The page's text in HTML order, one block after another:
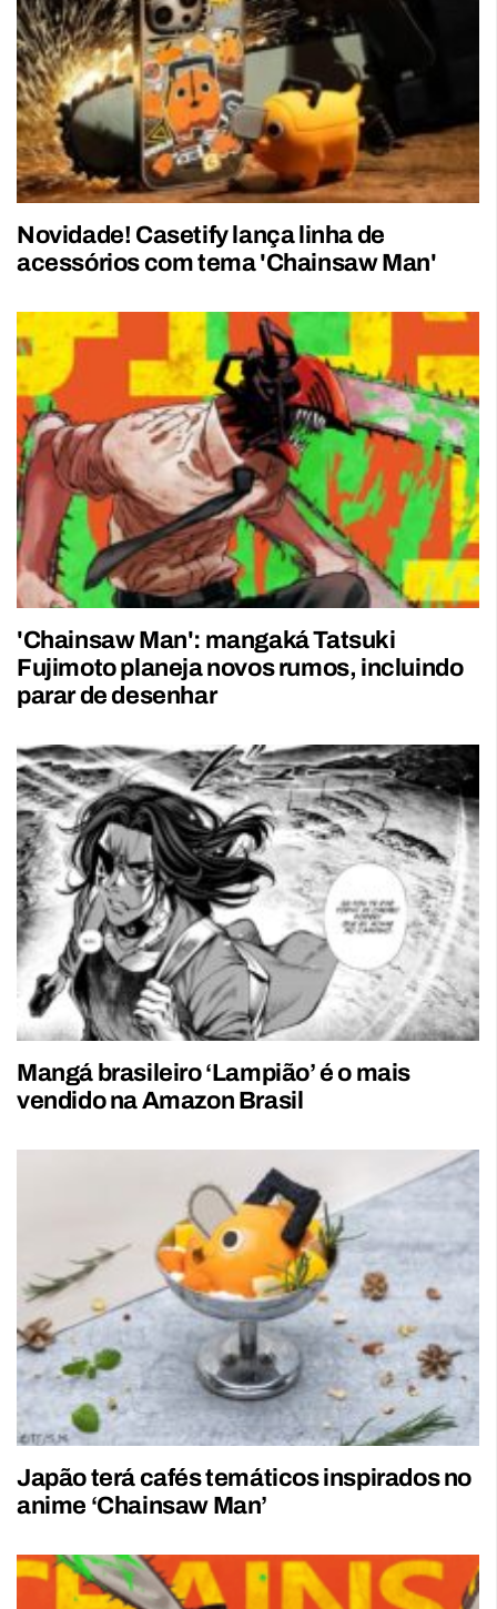
Novidade! Casetify lança linha de
acessórios com tema 'Chainsaw Man'
'Chainsaw Man': mangaká Tatsuki
Fujimoto planeja novos rumos, incluindo
parar de desenhar
Mangá brasileiro ‘Lampião’ é o mais
vendido na Amazon Brasil
Japão terá cafés temáticos inspirados no
anime ‘Chainsaw Man’